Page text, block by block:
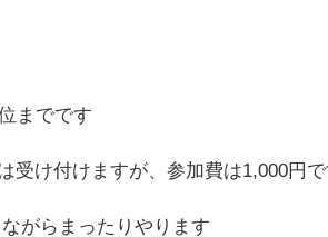
までです
受け付けますが、参加費は1,000円
がらまったりやります